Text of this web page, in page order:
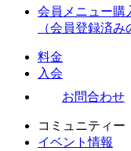
会員メニュー購
（会員登録済み
料金
入会
お問合わせ
コミュニティー
イベント情報